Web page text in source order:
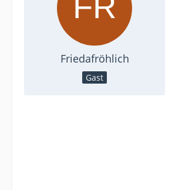
Friedafröhlich
Gast